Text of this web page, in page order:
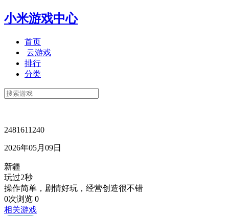
小米游戏中心
首页
云游戏
排行
分类
2481611240
2026年05月09日
新疆
玩过2秒
操作简单，剧情好玩，经营创造很不错
0次浏览 0
相关游戏